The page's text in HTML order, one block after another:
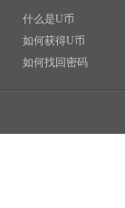
什么是U币
如何获得U币
如何找回密码